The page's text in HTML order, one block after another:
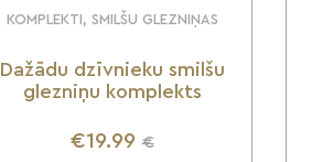
KOMPLEKTI, SMILŠU GLEZNIŅAS
Dažādu dzīvnieku smilšu
glezniņu komplekts
€19.99 €